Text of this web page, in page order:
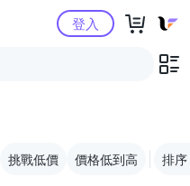
購物中心登入
挑戰低價 價格低到高 排序